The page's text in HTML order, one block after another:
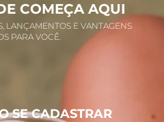
COMEÇA AQUI
LANÇAMENTOS E VANTAGENS
PARA VOCÊ.
SE CADASTRAR